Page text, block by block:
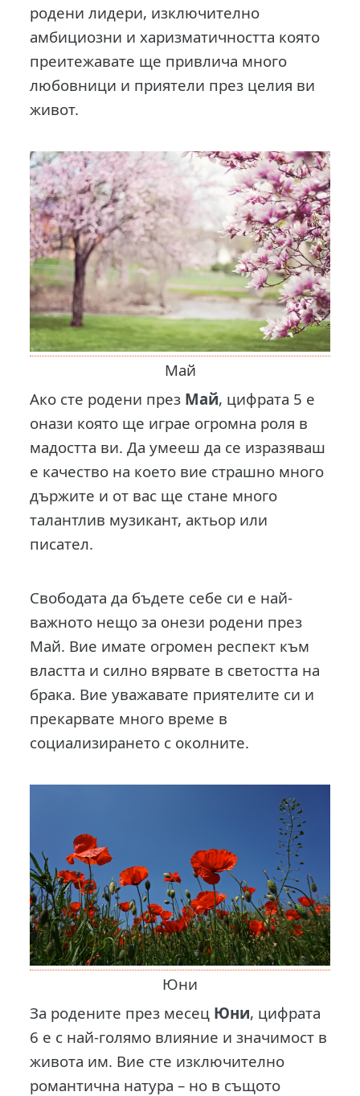
родени лидери, изключително
амбициозни и харизматичността която
преитежавате ще привлича много
любовници и приятели през целия ви
живот.
Май
Ако сте родени през Май, цифрата 5 е
онази която ще играе огромна роля в
мадостта ви. Да умееш да се изразяваш
е качество на което вие страшно много
държите и от вас ще стане много
талантлив музикант, актьор или
писател.
Свободата да бъдете себе си е най-
важното нещо за онези родени през
Май. Вие имате огромен респект към
властта и силно вярвате в светостта на
брака. Вие уважавате приятелите си и
прекарвате много време в
социализирането с околните.
Юни
За родените през месец Юни, цифрата
6 е с най-голямо влияние и значимост в
живота им. Вие сте изключително
романтична натура – но в същото